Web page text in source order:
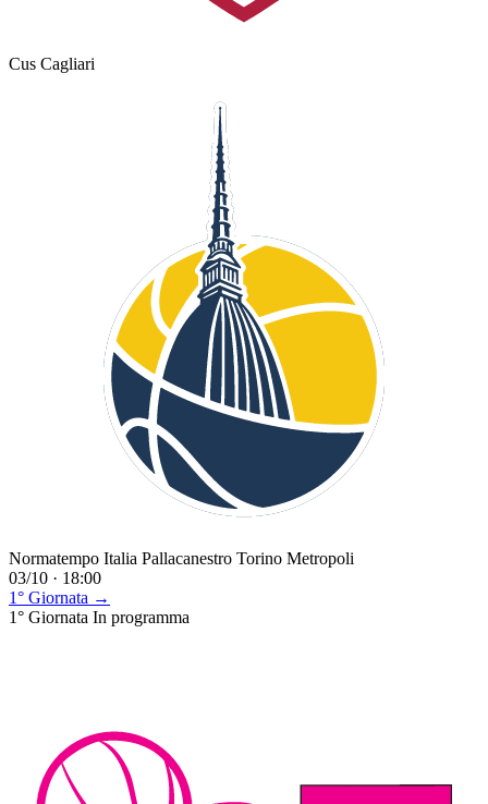
Cus Cagliari
Normatempo Italia Pallacanestro Torino Metropoli
03/10 · 18:00
1° Giornata →
1° Giornata In programma